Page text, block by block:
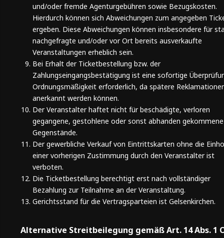
und/oder fremde Agenturgebühren sowie Bezugskosten.
Hierdurch können sich Abweichungen zum angegeben
ergeben. Diese Abweichungen können insbesondere für
nachgefragte und/oder vor Ort bereits ausverkaufte
Veranstaltungen erheblich sein.
Bei Erhalt der Ticketbestellung bzw. der
Zahlungseingangsbestätigung ist eine sofortige
Ordnungsmäßigkeit erforderlich, da spätere
anerkannt werden können.
Der Veranstalter haftet nicht für beschädigte, verloren
gegangene, gestohlene oder sonst abhanden gekommene
Gegenstände.
Der gewerbliche Verkauf von Eintrittskarten ohne die
einer vorherigen Zustimmung durch den Veranstalter ist
verboten.
Die Ticketbestellung berechtigt erst nach vollständiger
Bezahlung zur Teilnahme an der Veranstaltung.
Gerichtsstand für die Vertragsparteien ist Gelsenkirchen.
Alternative Streitbeilegung gemäß Art. 14 Abs. 1